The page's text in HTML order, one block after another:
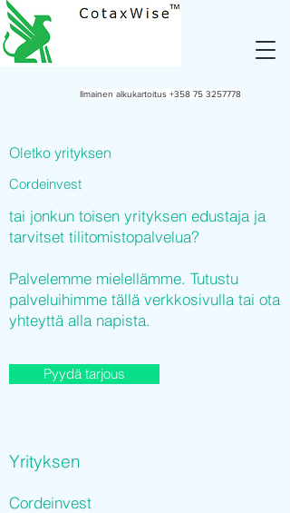
Ilmainen alkukartoitus +358 75 3257778
Oletko yrityksen
Cordeinvest
tai jonkun toisen yrityksen edustaja ja
tarvitset tilitomistopalvelua?
Palvelemme mielellämme. Tutustu
palveluihimme tällä verkkosivulla tai ota
yhteyttä alla napista.
Pyydä tarjous
Yrityksen
Cordeinvest